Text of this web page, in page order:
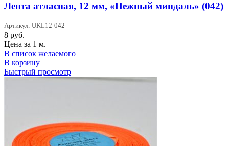
Лента атласная, 12 мм, «Нежный миндаль» (042)
Артикул: UKL12-042
8 руб.
Цена за 1 м.
В список желаемого
В корзину
Быстрый просмотр